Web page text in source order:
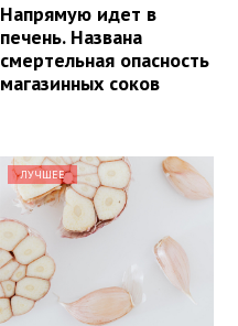
Напрямую идет в
печень. Названа
смертельная опасность
магазинных соков
ЛУЧШЕЕ